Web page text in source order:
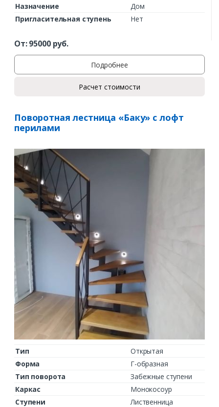
Назначение
Дом
Пригласительная ступень
Нет
От:95000руб.
Подробнее
Расчет стоимости
Поворотная лестница «Баку» с лофт
перилами
Тип
Открытая
Форма
Г-образная
Тип поворота
Забежные ступени
Каркас
Монокосоур
Ступени
Лиственница